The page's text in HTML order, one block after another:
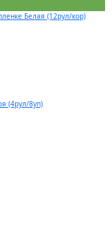
Белая (12рул/кор)
(4рул/8уп)